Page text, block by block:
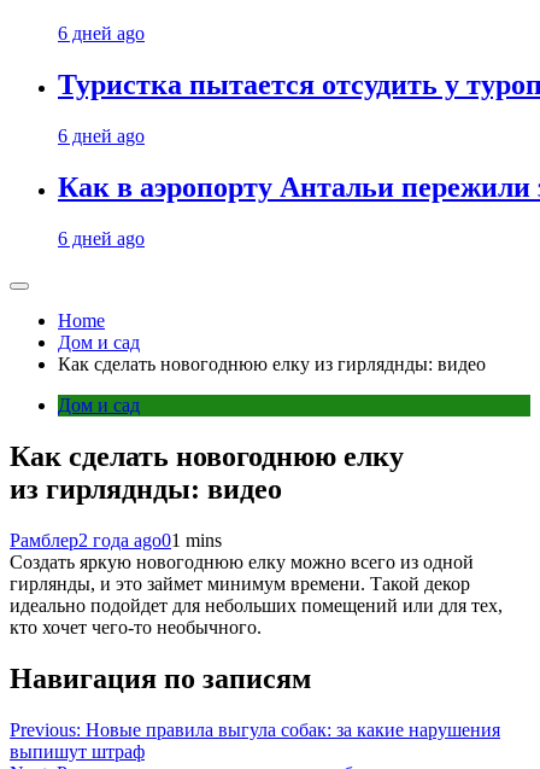
6 дней ago
Туристка пытается отсудить у
6 дней ago
Как в аэропорту Антальи
6 дней ago
Home
Дом и сад
Как сделать новогоднюю елку из гирляднды: видео
Дом и сад
Как сделать новогоднюю елку
из гирляднды: видео
Рамблер2 года ago01 mins
Создать яркую новогоднюю елку можно всего из одной
гирлянды, и это займет минимум времени. Такой декор
идеально подойдет для небольших помещений или для тех,
кто хочет чего-то необычного.
Навигация по записям
Previous: Новые правила выгула собак: за какие нарушения
выпишут штраф